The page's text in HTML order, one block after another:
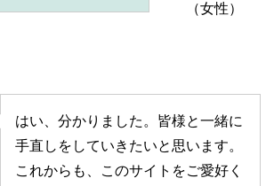
（女性）
はい、分かりました。皆様と一緒に
手直しをしていきたいと思います。
これからも、このサイトをご愛好く